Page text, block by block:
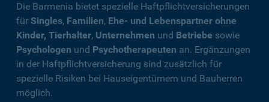
Die Barmenia bietet spezielle Haftpflichtversicherungen
für Singles, Familien, Ehe- und Lebenspartner ohne
Kinder, Tierhalter, Unternehmen und Betriebe sowie
Psychologen und Psychotherapeuten an. Ergänzungen
in der Haftpflichtversicherung sind zusätzlich für
spezielle Risiken bei Hauseigentümern und Bauherren
möglich.